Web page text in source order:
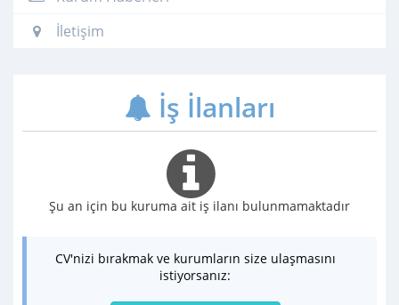
İletişim
İş İlanları
Şu an için bu kuruma ait iş ilanı bulunmamaktadır
CV'nizi bırakmak ve kurumların size ulaşmasını
istiyorsanız: